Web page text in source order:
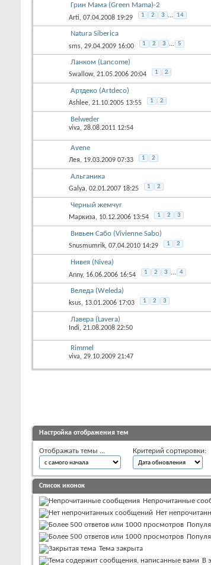
Грин Мама (Green Mama)-2
Arti, 07.04.2008 19:29 1 2 3 ... 14
Natura Siberica
sms, 29.04.2009 16:00 1 2 3 ... 5
Ланком (Lancome)
Swallow, 21.05.2006 20:04 1 2
Артдеко (Artdeco)
Ashlee, 21.10.2005 13:55 1 2
Belweder
viva, 28.08.2011 12:54
Avene
Лея, 19.03.2009 07:33 1 2
Альганика
Galya, 02.01.2007 18:25 1 2
Черный жемчуг
Маркиза, 10.12.2006 13:54 1 2 3
Вивьен Сабо (Vivienne Sabo)
Snusmumrik, 07.04.2010 14:29 1 2
Нивея (Nivea)
Anny, 16.06.2006 16:54 1 2 3 ... 4
Веледа (Weleda)
ksus, 13.01.2006 17:03 1 2 3
Лавера (Lavera)
Indi, 21.08.2008 22:50
Rimmel
viva, 29.10.2009 21:47
Настройка отображения тем
Отображать темы ... Критерий сортировки:
Список иконок
Непрочитанные
Нет
Тема закрыта
В